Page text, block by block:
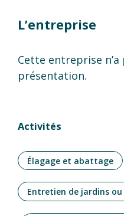
L’entreprise
Cette entreprise
présentation.
Activités
Élagage et abattage
Entretien de jardins ou